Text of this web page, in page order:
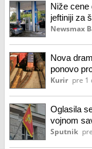
Niže cene
jeftiniji za
Newsmax
Nova
ponovo
sudario sa
Kurir pre 1
Oglasila
vojnom
Sputnik